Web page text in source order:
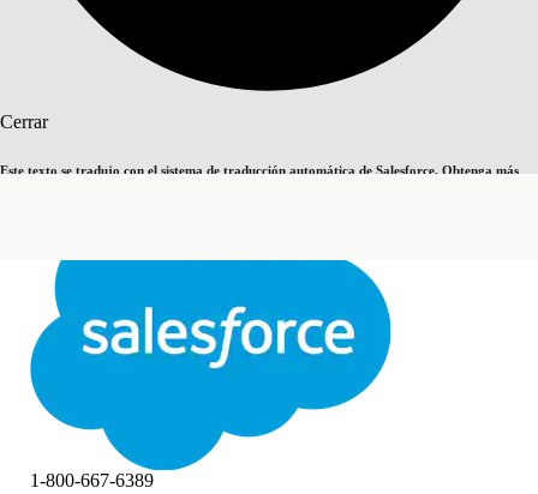
Cerrar
Este texto se tradujo con el sistema de traducción automática de Salesforce. Obtenga más
Cerrar Cerrar
Buscar
1-800-667-6389